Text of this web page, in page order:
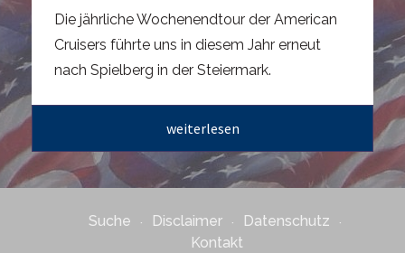
Die jährliche Wochenendtour der American
Cruisers führte uns in diesem Jahr erneut
nach Spielberg in der Steiermark.
weiterlesen
Suche Disclaimer
Datenschutz
Kontakt